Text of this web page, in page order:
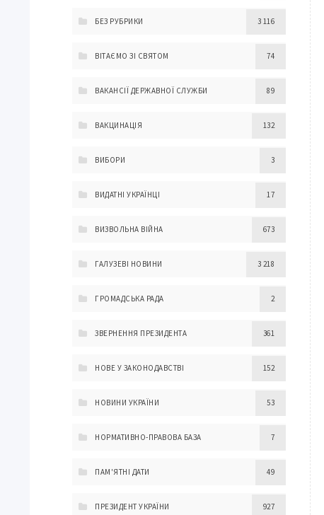
БЕЗ РУБРИКИ 3 116
ВІТАЄМО ЗІ СВЯТОМ 74
ВАКАНСІЇ ДЕРЖАВНОЇ СЛУЖБИ 89
ВАКЦИНАЦІЯ 132
ВИБОРИ 3
ВИДАТНІ УКРАЇНЦІ 17
ВИЗВОЛЬНА ВІЙНА 673
ГАЛУЗЕВІ НОВИНИ 3 218
ГРОМАДСЬКА РАДА 2
ЗВЕРНЕННЯ ПРЕЗИДЕНТА 361
НОВЕ У ЗАКОНОДАВСТВІ 152
НОВИНИ УКРАЇНИ 53
НОРМАТИВНО-ПРАВОВА БАЗА 7
ПАМ'ЯТНІ ДАТИ 49
ПРЕЗИДЕНТ УКРАЇНИ 927